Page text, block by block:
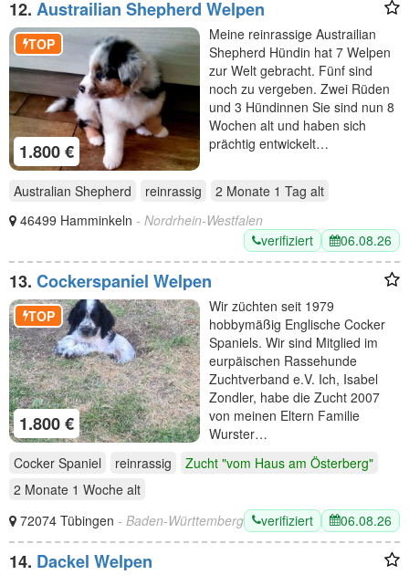
12. Austrailian Shepherd Welpen
1.800 €
TOP
Meine reinrassige Austrailian
Shepherd Hündin hat 7 Welpen
zur Welt gebracht. Fünf sind
noch zu vergeben. Zwei Rüden
und 3 Hündinnen Sie sind nun 8
Wochen alt und haben sich
prächtig entwickelt…
Australian Shepherd reinrassig 2 Monate 1 Tag alt
46499 Hamminkeln - Nordrhein-Westfalen
verifiziert
06.08.26
13. Cockerspaniel Welpen
1.800 €
TOP
Wir züchten seit 1979
hobbymäßig Englische Cocker
Spaniels. Wir sind Mitglied im
eurpäischen Rassehunde
Zuchtverband e.V. Ich, Isabel
Zondler, habe die Zucht 2007
von meinen Eltern Familie
Wurster…
Cocker Spaniel
reinrassig
Zucht "vom Haus am Österberg"
2 Monate 1 Woche alt
72074 Tübingen - Baden-Württemberg verifiziert 06.08.26
14. Dackel Welpen